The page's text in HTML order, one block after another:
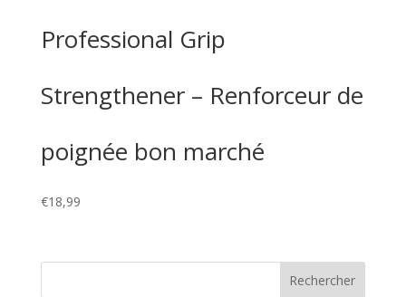
Professional Grip
Strengthener – Renforceur de
poignée bon marché
€18,99